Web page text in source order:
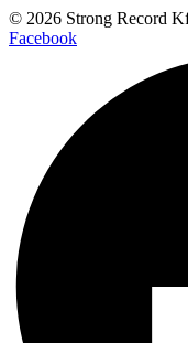
© 2026 Strong Record
Facebook